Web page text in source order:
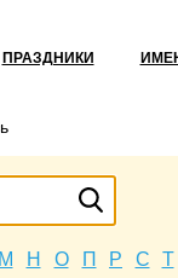
ПРАЗДНИКИ
М Н О П Р С Т